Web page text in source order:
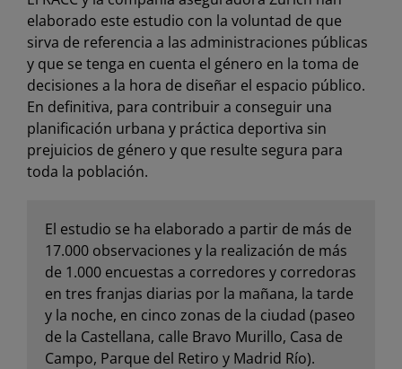
elaborado este estudio con la voluntad de que
sirva de referencia a las administraciones públicas
y que se tenga en cuenta el género en la toma de
decisiones a la hora de diseñar el espacio público.
En definitiva, para contribuir a conseguir una
planificación urbana y práctica deportiva sin
prejuicios de género y que resulte segura para
toda la población.
El estudio se ha elaborado a partir de más de
17.000 observaciones y la realización de más
de 1.000 encuestas a corredores y corredoras
en tres franjas diarias por la mañana, la tarde
y la noche, en cinco zonas de la ciudad (paseo
de la Castellana, calle Bravo Murillo, Casa de
Campo, Parque del Retiro y Madrid Río).